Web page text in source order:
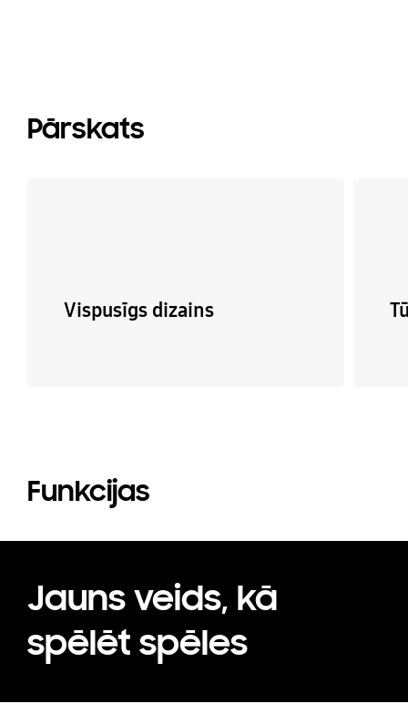
Pārskats
Vispusīgs dizains
Funkcijas
Jauns veids, kā
spēlēt spēles